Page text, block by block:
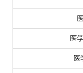
医
医